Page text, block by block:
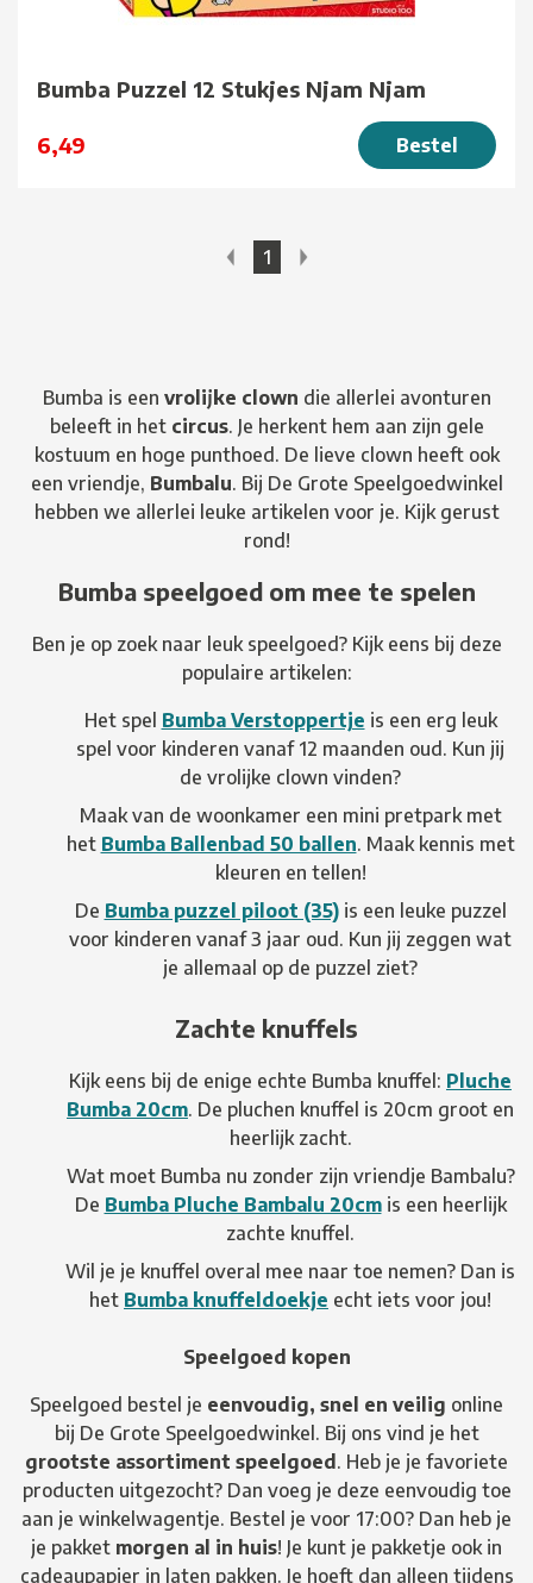
Bumba Puzzel 12 Stukjes Njam Njam
6,49 Bestel
1
Bumba is een vrolijke clown die allerlei avonturen
beleeft in het circus. Je herkent hem aan zijn gele
kostuum en hoge punthoed. De lieve clown heeft ook
een vriendje, Bumbalu. Bij De Grote Speelgoedwinkel
hebben we allerlei leuke artikelen voor je. Kijk gerust
rond!
Bumba speelgoed om mee te spelen
Ben je op zoek naar leuk speelgoed? Kijk eens bij deze
populaire artikelen:
Het spel Bumba Verstoppertje is een erg leuk
spel voor kinderen vanaf 12 maanden oud. Kun jij
de vrolijke clown vinden?
Maak van de woonkamer een mini pretpark met
het Bumba Ballenbad 50 ballen. Maak kennis met
kleuren en tellen!
De Bumba puzzel piloot (35)is een leuke puzzel
voor kinderen vanaf 3 jaar oud. Kun jij zeggen wat
je allemaal op de puzzel ziet?
Zachte knuffels
Kijk eens bij de enige echte Bumba knuffel: Pluche
Bumba 20cm. De pluchen knuffel is 20cm groot en
heerlijk zacht.
Wat moet Bumba nu zonder zijn vriendje Bambalu?
De Bumba Pluche Bambalu 20cmis een heerlijk
zachte knuffel.
Wil je je knuffel overal mee naar toe nemen? Dan is
het Bumba knuffeldoekje echt iets voor jou!
Speelgoed kopen
Speelgoed bestel je eenvoudig, snel en veilig online
bij De Grote Speelgoedwinkel. Bij ons vind je het
grootste assortiment speelgoed. Heb je je favoriete
producten uitgezocht? Dan voeg je deze eenvoudig toe
aan je winkelwagentje. Bestel je voor 17:00? Dan heb je
je pakket morgen al in huis! Je kunt je pakketje ook in
cadeaupapier in laten pakken. Je hoeft dan alleen tijdens